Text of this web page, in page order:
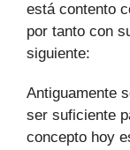
está contento
por tanto con
siguiente:
Antiguamente
ser suficiente
concepto hoy